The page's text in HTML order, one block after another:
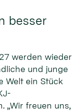
besser
werden wieder
und junge
Welt ein Stück
„Wir freuen uns,